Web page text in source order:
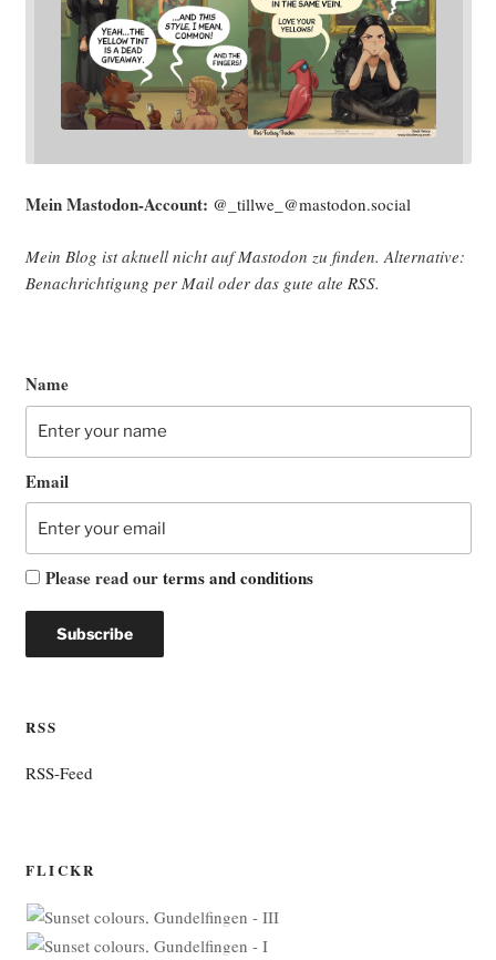
Mein Mast­o­don-Account: @_tillwe_@mastodon.social
Mein Blog ist aktu­ell nicht auf Mast­o­don zu fin­den. Alter­na­ti­ve:
Benach­rich­ti­gung per Mail oder das gute alte RSS.
Name
Email
Please read ourterms and conditions
RSS
RSS-Feed
FLICKR